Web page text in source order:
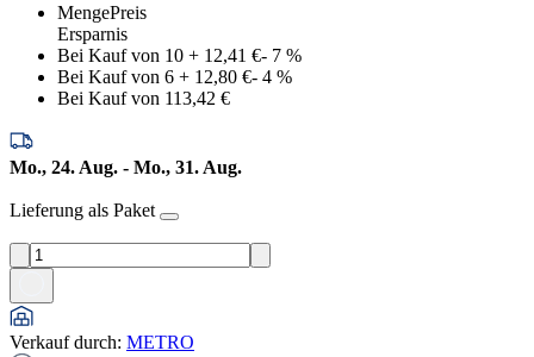
MengePreis
Ersparnis
Bei Kauf von 10 + 12,41 €- 7 %
Bei Kauf von 6 + 12,80 €- 4 %
Bei Kauf von 113,42 €
Mo., 24. Aug. - Mo., 31. Aug.
Lieferung als Paket
Verkauf durch: METRO